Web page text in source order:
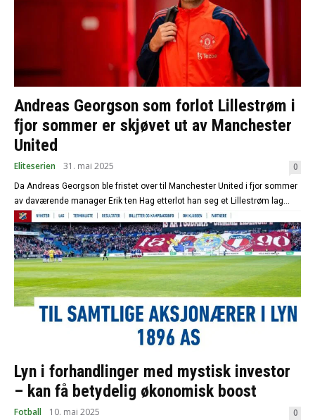
Andreas Georgson som forlot Lillestrøm i
fjor sommer er skjøvet ut av Manchester
United
Eliteserien 31. mai 2025 0
Da Andreas Georgson ble fristet over til Manchester United i fjor sommer
av daværende manager Erik ten Hag etterlot han seg et Lillestrøm lag...
Lyn i forhandlinger med mystisk investor
– kan få betydelig økonomisk boost
Fotball 10. mai 2025 0